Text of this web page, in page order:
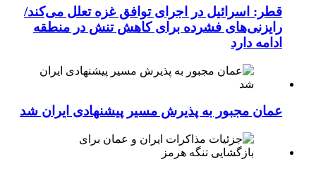
قطر: اسرائیل در اجرای توافق غزه تعلل می‌کند/
رایزنی‌های فشرده برای کاهش تنش در منطقه
ادامه دارد
عمان مجبور به پذیرش مسیر پیشنهادی ایران شد